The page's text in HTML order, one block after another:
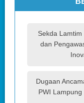
Sekda
dan
Dugaan
PWI